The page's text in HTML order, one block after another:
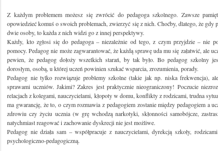
Z każdym problemem możesz się zwrócić do pedagoga szkolnego. Zawsze
opowiedzieć komuś o swoich problemach, zwierzyć się z nich. Choćby, dlatego, że gdy
dwie osoby, to każda z nich widzi go z innej perspektywy.
Każdy, kto zgłosi się do pedagoga – niezależnie od tego, z czym przyjdzie – nie
pomocy. Pedagog nie może zagwarantować, że każdą sprawę uda mu się załatwić, ale
pewien, że pedagog dołoży wszelkich starań, by tak było. Bo pedagog szkolny
dorosłym, osobą, u której uczeń powinien szukać wsparcia, zrozumienia, porady.
Pedagog nie tylko rozwiązuje problemy szkolne (takie jak np. niska frekwencja),
sprawami uczniów. Jakimi? Zakres jest praktycznie nieograniczony! Poczucie
relacjach z kolegami, nauczycielami, kłopoty w domu, konflikty z rodzicami, trudna
ma gwarancję, że to, o czym rozmawia z pedagogiem zostanie między pedagogiem a
zdrowiu czy życiu ucznia (w grę wchodzą narkotyki, skłonności samobójcze,
natychmiast reagować i zachowanie dyskrecji nie jest możliwe.
Pedagog nie działa sam – współpracuje z nauczycielami, dyrekcją szkoły,
psychologiczno-pedagogiczną.